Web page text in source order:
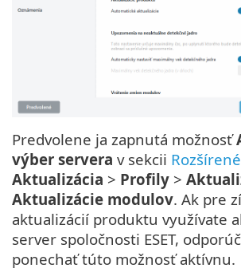
Predvolene ja zapnutá možnosť
výber servera v sekcii
Aktualizácia > Profily >
Aktualizácie modulov. Ak pre
aktualizácií produktu využívate
server spoločnosti ESET,
ponechať túto možnosť aktívnu.